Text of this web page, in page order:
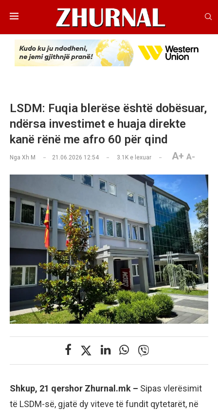
LSDM: Fuqia blerëse është dobësuar,
ndërsa investimet e huaja direkte
kanë rënë me afro 60 për qind
Nga Xh M 21.06.2026 12:54 3.1K e lexuar A+ A-
Shkup, 21 qershor Zhurnal.mk – Sipas vlerësimit
të LSDM-së, gjatë dy viteve të fundit qytetarët, në